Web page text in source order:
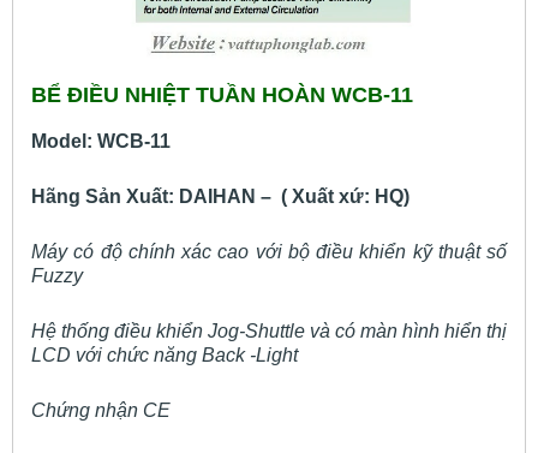
BỂ ĐIỀU NHIỆT TUẦN HOÀN WCB-11
Model: WCB-11
Hãng Sản Xuất: DAIHAN – ( Xuất xứ: HQ)
Máy có độ chính xác cao với bộ điều khiển kỹ thuật số
Fuzzy
Hệ thống điều khiển Jog-Shuttle và có màn hình hiển thị
LCD với chức năng Back -Light
Chứng nhận CE